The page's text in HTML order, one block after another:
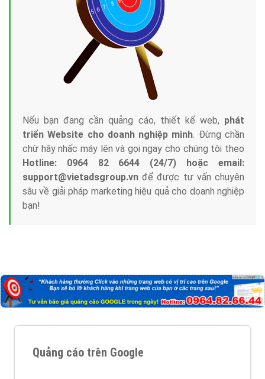
Nếu bạn đang cần quảng cáo, thiết kế web, phát
triển Website cho doanh nghiệp mình. Đừng chần
chừ hãy nhấc máy lên và gọi ngay cho chúng tôi theo
Hotline: 0964 82 6644 (24/7) hoặc email:
support@vietadsgroup.vn để được tư vấn chuyên
sâu về giải pháp marketing hiệu quả cho doanh nghiệp
bạn!
Quảng cáo trên Google